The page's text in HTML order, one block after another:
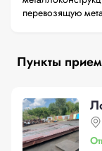
перевозящую
Пункты